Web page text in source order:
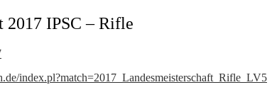
2017 IPSC – Rifle
index.pl?match=2017_Landesmeisterschaft_Rifle_LV5